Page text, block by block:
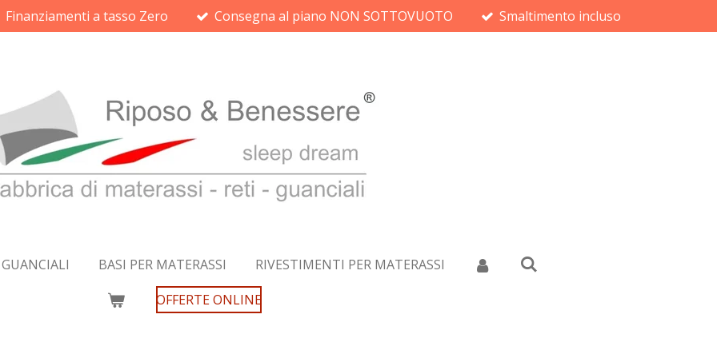
Finanziamenti a tasso Zero Consegna al piano NON SOTTOVUOTO Smaltimento incluso
GUANCIALI BASI PER MATERASSI
RIVESTIMENTI PER MATERASSI
OFFERTE ONLINE